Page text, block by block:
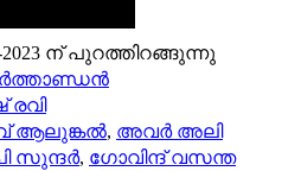
ന് പുറത്തിറങ്ങുന്നു
രവി
ആലുങ്കല്‍, അവര്‍ അലി
സുന്ദര്‍, ഗോവിന്ദ് വസന്ത